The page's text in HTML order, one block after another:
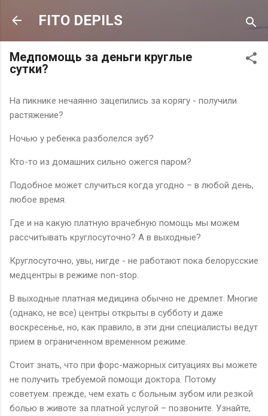
К основному контенту
FITO DEPILS
Медпомощь за деньги круглые
сутки?
На пикнике нечаянно зацепились за корягу - получили
растяжение?
Ночью у ребенка разболелся зуб?
Кто-то из домашних сильно ожегся паром?
Подобное может случиться когда угодно – в любой день,
любое время.
Где и на какую платную врачебную помощь мы можем
рассчитывать круглосуточно? А в выходные?
Круглосуточно, увы, нигде - не работают пока белорусские
медцентры в режиме non-stop.
В выходные платная медицина обычно не дремлет. Многие
(однако, не все) центры открыты в субботу и даже
воскресенье, но, как правило, в эти дни специалисты ведут
прием в ограниченном временном режиме.
Стоит знать, что при форс-мажорных ситуациях вы можете
не получить требуемой помощи доктора. Потому
советуем: прежде, чем ехать с больным зубом или резкой
болью в животе за платной услугой – позвоните. Узнайте,